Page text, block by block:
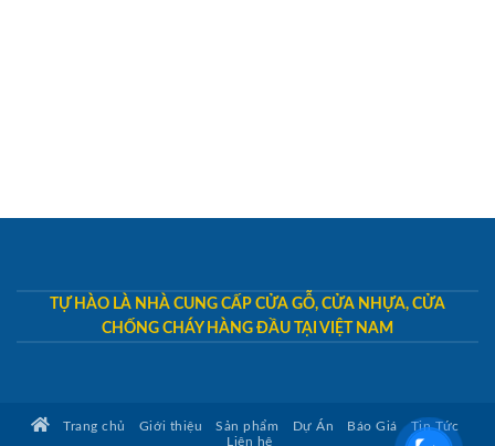
TỰ HÀO LÀ NHÀ CUNG CẤP CỬA GỖ, CỬA NHỰA, CỬA
CHỐNG CHÁY HÀNG ĐẦU TẠI VIỆT NAM
Trang chủ Giới thiệu Sản phẩm Dự Án Báo Giá
Tin Tức
Liên hệ